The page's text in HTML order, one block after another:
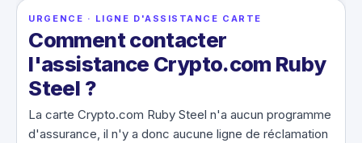
URGENCE · LIGNE D'ASSISTANCE CARTE
Comment contacter
l'assistance Crypto.com Ruby
Steel ?
La carte Crypto.com Ruby Steel n'a aucun programme
d'assurance, il n'y a donc aucune ligne de réclamation